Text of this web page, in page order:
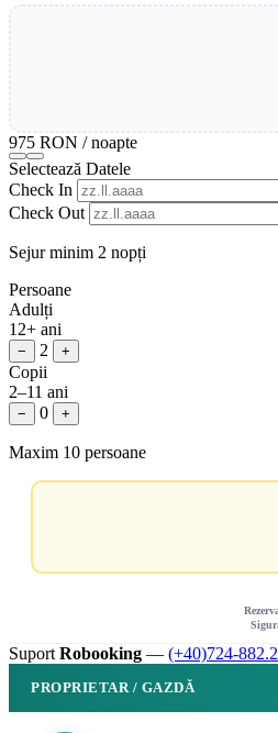
975 RON / noapte
Selectează Datele
Check In
Check Out
Sejur minim 2 nopți
Persoane
Adulți
12+ ani
− 2 +
Copii
2–11 ani
− 0 +
Maxim 10 persoane
Suport Robooking — (+40)724-
PROPRIETAR / GAZDĂ